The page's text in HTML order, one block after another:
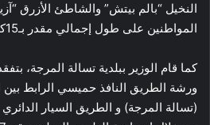
النخيل “بالم بيتش” والشاطئ الأزرق
المواطنين على طول إجمالي مقدر بـ15كم على مستوى عدة محاور.
كما قام الوزير ببلدية تسالة المرجة،
ورشة الطريق النافذ حميسي الرابط
(تسالة المرجة) و الطريق السيار الدائري